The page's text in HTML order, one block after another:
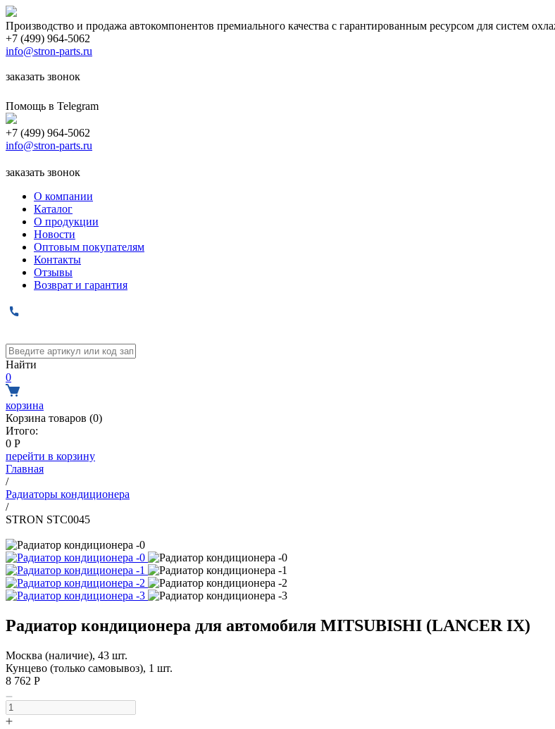
Производство и продажа автокомпонентов премиального качества с гарантированным ресурсом для систем
+7 (499) 964-5062
info@stron-parts.ru
заказать звонок
Помощь в Telegram
+7 (499) 964-5062
info@stron-parts.ru
заказать звонок
О компании
Каталог
О продукции
Новости
Оптовым покупателям
Контакты
Отзывы
Возврат и гарантия
Найти
0
корзина
Корзина товаров (0)
Итого:
0 Р
перейти в корзину
Главная
/
Радиаторы кондиционера
/
STRON STC0045
Радиатор кондиционера для автомобиля MITSUBISHI (LANCER IX)
Москва (наличие), 43 шт.
Кунцево (только самовывоз), 1 шт.
8 762 Р